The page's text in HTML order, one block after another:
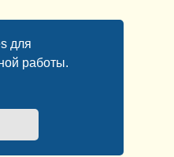
для
работы.